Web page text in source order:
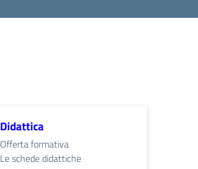
Didattica
Offerta formativa
Le schede didattiche